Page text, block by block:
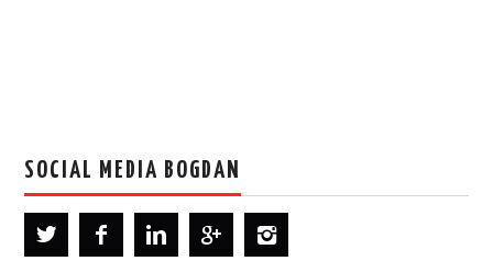
SOCIAL MEDIA BOGDAN